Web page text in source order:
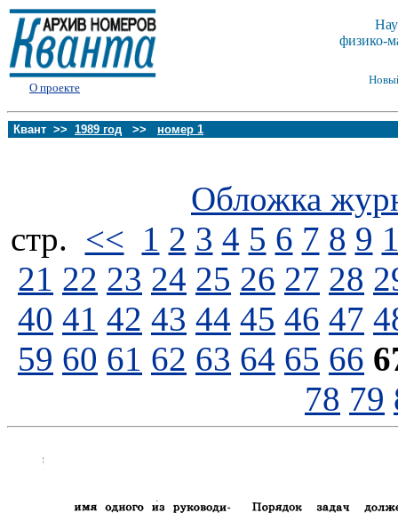
О проекте
физико-
Квант >> 1989 год >> номер 1
Обложка
стp. << 1 2 3 4 5 6 7 8 9
21 22 23 24 25 26 27 28
40 41 42 43 44 45 46 47
59 60 61 62 63 64 65 66
78 79